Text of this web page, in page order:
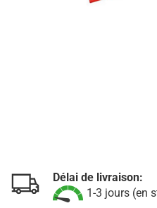
Délai de livraison:
1-3 jours (en